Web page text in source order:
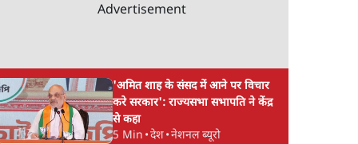
Advertisement
'अमित शाह के संसद में आने पर विचार
करे सरकार': राज्यसभा सभापति ने केंद्र
से कहा
5 Min •देश•नेशनल ब्यूरो